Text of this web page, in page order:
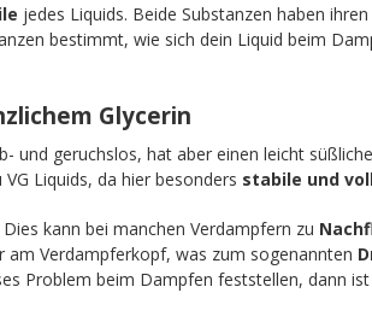
jedes Liquids. Beide Substanzen haben
bestimmt, wie sich dein Liquid beim
Glycerin
und geruchslos, hat aber einen leicht
Liquids, da hier besonders stabile und
kann bei manchen Verdampfern zu
am Verdampferkopf, was zum sogenannten
Problem beim Dampfen feststellen, dann